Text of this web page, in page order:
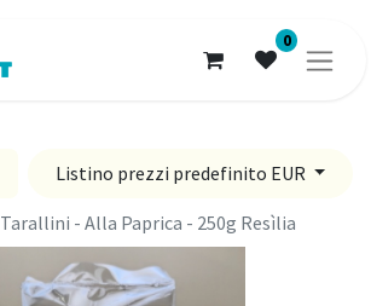
0
Listino prezzi predefinito EUR
Tarallini - Alla Paprica - 250g Resìlia